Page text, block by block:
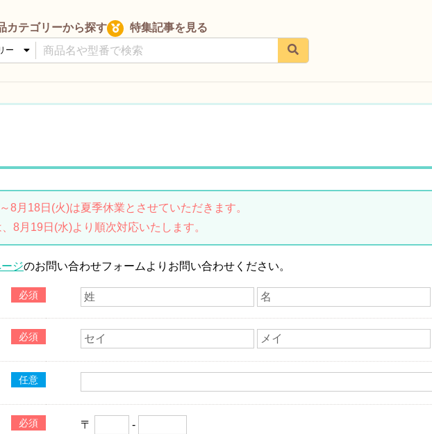
カテゴリーから探す 特集記事を見る
8月18日(火)は夏季休業とさせていただきます。
8月19日(水)より順次対応いたします。
ジのお問い合わせフォームよりお問い合わせください。
必須
必須
任意
必須 〒 -